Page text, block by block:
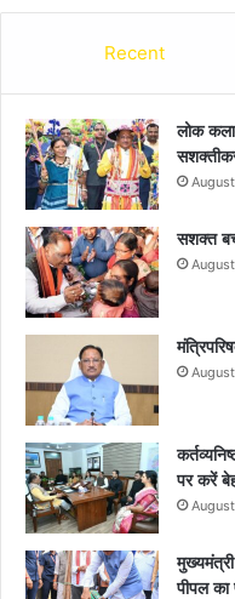
Recent
लोक
सशक्त
पर करें
पीपल